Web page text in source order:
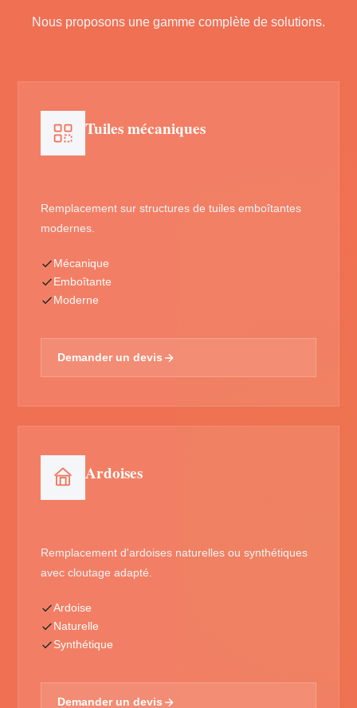
Nous proposons une gamme complète de solutions.
Tuiles mécaniques
Remplacement sur structures de tuiles emboîtantes
modernes.
Mécanique
Emboîtante
Moderne
Demander un devis
Ardoises
Remplacement d'ardoises naturelles ou synthétiques
avec cloutage adapté.
Ardoise
Naturelle
Synthétique
Demander un devis